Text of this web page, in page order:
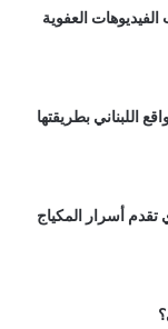
العفوية
اللبناني بطريقتها
أسرار المكياج